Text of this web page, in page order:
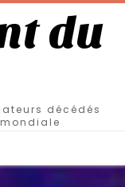
du
décédés